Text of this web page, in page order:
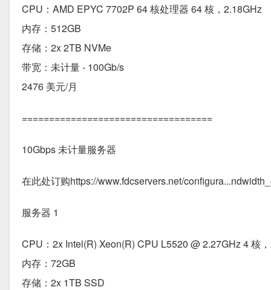
CPU：AMD EPYC 7702P 64 核处理器 64 核，2.18GHz
内存：512G​​B
存储：2x 2TB NVMe
带宽：未计量 - 100Gb/s
2476 美元/月
===================================
10Gbps 未计量服务器
在此处订购https://www.fdcservers.net/
服务器 1
CPU：2x Intel(R) Xeon(R) CPU L5520 @ 2.27GHz 4 核
内存：72GB
存储：2x 1TB SSD